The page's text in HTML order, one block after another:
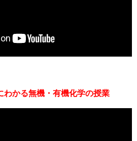
かる無機・有機化学の授業